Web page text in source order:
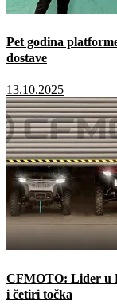
Pet godina
dostave
13.10.2025
CFMOTO: Lider u
i četiri točka